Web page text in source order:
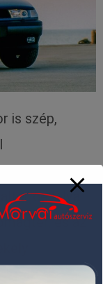
is szép,
Ercole Spada,
de Silva
és az
gépet. A